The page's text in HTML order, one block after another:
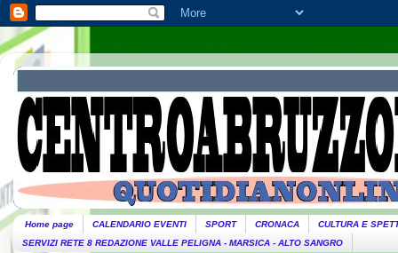
Home page CALENDARIO EVENTI SPORT CRONACA
CULTURA E
SERVIZI RETE 8 REDAZIONE VALLE PELIGNA - MARSICA - ALTO SANGRO